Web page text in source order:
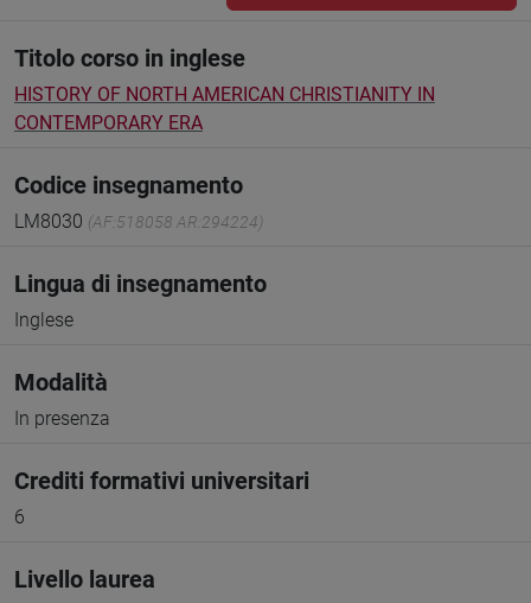
Titolo corso in inglese
HISTORY OF NORTH AMERICAN CHRISTIANITY IN
CONTEMPORARY ERA
Codice insegnamento
LM8030 (AF:518058 AR:294224)
Lingua di insegnamento
Inglese
Modalità
In presenza
Crediti formativi universitari
6
Livello laurea